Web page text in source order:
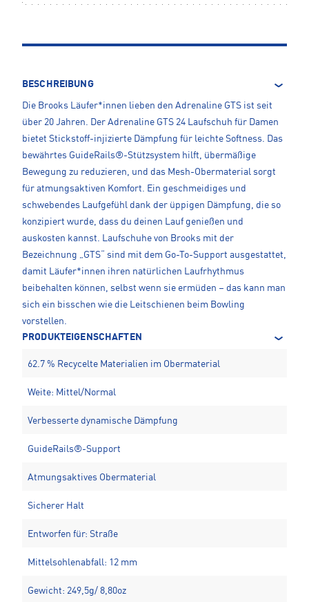
BESCHREIBUNG
Die Brooks Läufer*innen lieben den Adrenaline GTS ist seit
über 20 Jahren. Der Adrenaline GTS 24 Laufschuh für Damen
bietet Stickstoff-injizierte Dämpfung für leichte Softness. Das
bewährtes GuideRails®-Stützsystem hilft, übermäßige
Bewegung zu reduzieren, und das Mesh-Obermaterial sorgt
für atmungsaktiven Komfort. Ein geschmeidiges und
schwebendes Laufgefühl dank der üppigen Dämpfung, die so
konzipiert wurde, dass du deinen Lauf genießen und
auskosten kannst. Laufschuhe von Brooks mit der
Bezeichnung „GTS“ sind mit dem Go-To-Support ausgestattet,
damit Läufer*innen ihren natürlichen Laufrhythmus
beibehalten können, selbst wenn sie ermüden – das kann man
sich ein bisschen wie die Leitschienen beim Bowling
vorstellen.
PRODUKTEIGENSCHAFTEN
62.7 % Recycelte Materialien im Obermaterial
Weite: Mittel/Normal
Verbesserte dynamische Dämpfung
GuideRails®-Support
Atmungsaktives Obermaterial
Sicherer Halt
Entworfen für: Straße
Mittelsohlenabfall: 12 mm
Gewicht: 249,5g/ 8,80oz